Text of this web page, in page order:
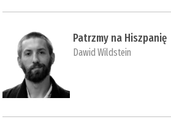
Patrzmy na Hiszpanię
Dawid Wildstein